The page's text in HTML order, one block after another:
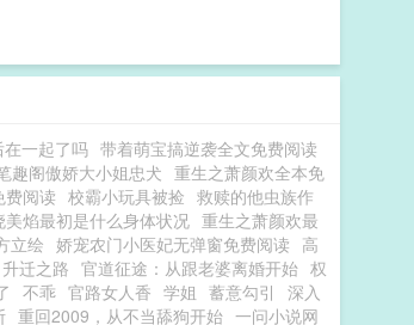
一起了吗 带着萌宝搞逆袭全文免费阅读
趣阁傲娇大小姐忠犬 重生之萧颜欢全本免
费阅读 校霸小玩具被捡 救赎的他虫族作
美焰最初是什么身体状况 重生之萧颜欢最
立绘 娇宠农门小医妃无弹窗免费阅读 高
升迁之路 官道征途：从跟老婆离婚开始 权
不乖 官路女人香 学姐 蓄意勾引
深入
重回2009，从不当舔狗开始 一问小说网